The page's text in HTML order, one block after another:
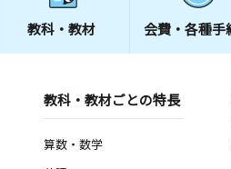
教科・教材 会費・ 各種手
教科・教材ごとの特長
算数・数学